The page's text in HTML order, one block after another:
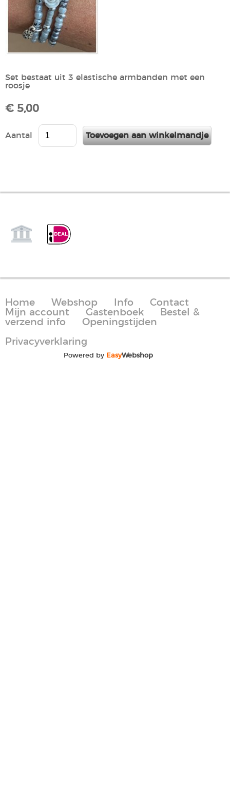
Set bestaat uit 3 elastische armbanden met een
roosje
€ 5,00
Aantal
Home Webshop Info
Contact
Mijn account
Gastenboek
Bestel &
verzend info
Openingstijden
Privacyverklaring
Powered by EasyWebshop